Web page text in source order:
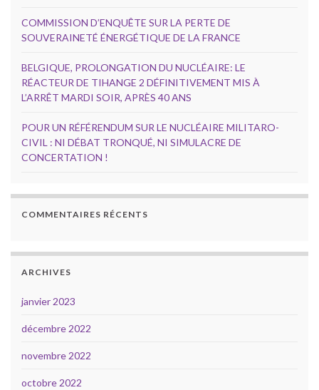
COMMISSION D’ENQUÊTE SUR LA PERTE DE
SOUVERAINETÉ ÉNERGÉTIQUE DE LA FRANCE
BELGIQUE, PROLONGATION DU NUCLÉAIRE: LE
RÉACTEUR DE TIHANGE 2 DÉFINITIVEMENT MIS À
L’ARRÊT MARDI SOIR, APRÈS 40 ANS
POUR UN RÉFÉRENDUM SUR LE NUCLÉAIRE MILITARO-
CIVIL : NI DÉBAT TRONQUÉ, NI SIMULACRE DE
CONCERTATION !
COMMENTAIRES RÉCENTS
ARCHIVES
janvier 2023
décembre 2022
novembre 2022
octobre 2022